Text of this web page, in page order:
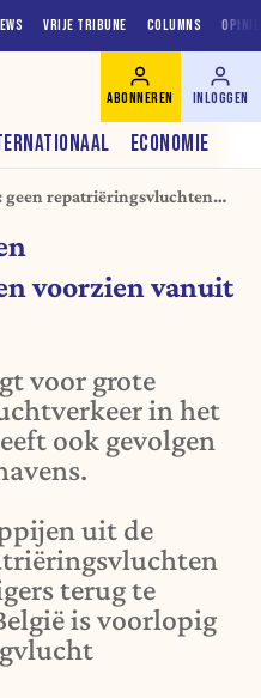
VRIJE TRIBUNE COLUMNS
ECONOMIE
ABONNEREN INLOGGEN
geen repatriëringsvluchten
voorzien vanuit
voor grote
in het
ook gevolgen
uit de
terug te
is voorlopig